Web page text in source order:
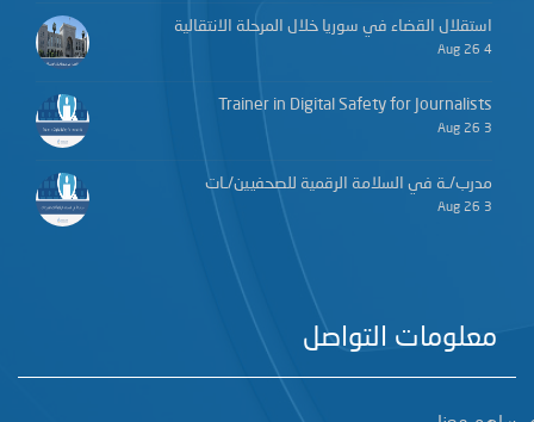
استقلال القضاء في سوريا خلال المرحلة الانتقالية
4 Aug 26
Trainer in Digital Safety for Journalists
3 Aug 26
مدرب/ـة في السلامة الرقمية للصحفيين/ـات
3 Aug 26
معلومات التواصل